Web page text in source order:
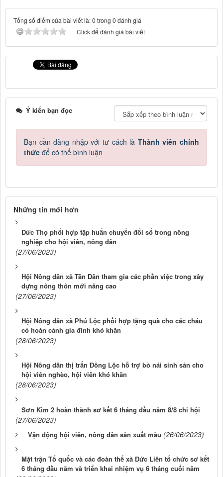
Tổng số điểm của bài viết là: 0 trong 0 đánh giá
Click để đánh giá bài viết
Ý kiến bạn đọc
Bạn cần đăng nhập với tư cách là Thành viên chính
thức để có thể bình luận
Những tin mới hơn
Đức Thọ phối hợp tập huấn chuyển đổi số trong nông
nghiệp cho hội viên, nông dân
(27/06/2023)
Hội Nông dân xã Tân Dân tham gia các phần việc trong xây
dựng nông thôn mới nâng cao
(27/06/2023)
Hội Nông dân xã Phú Lộc phối hợp tặng quà cho các cháu
có hoàn cảnh gia đình khó khăn
(28/06/2023)
Hội Nông dân thị trấn Đồng Lộc hỗ trợ bò nái sinh sản cho
hội viên nghèo, hội viên khó khăn
(28/06/2023)
Sơn Kim 2 hoàn thành sơ kết 6 tháng đầu năm 8/8 chi hội
(27/06/2023)
Vận động hội viên, nông dân sản xuất màu (26/06/2023)
Mặt trận Tổ quốc và các đoàn thể xã Đức Liên tổ chức sơ kết
6 tháng đầu năm và triển khai nhiệm vụ 6 tháng cuối năm